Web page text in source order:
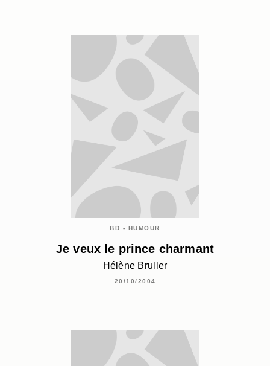
BD - HUMOUR
Je veux le prince charmant
Hélène Bruller
20/10/2004